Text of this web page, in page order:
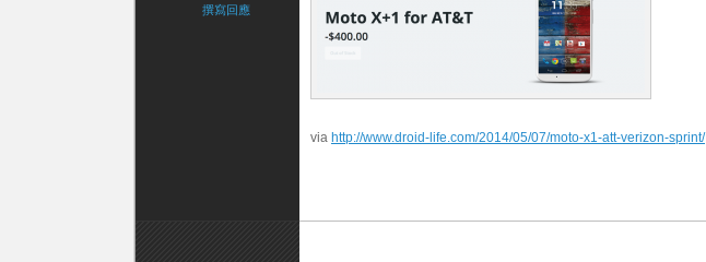
via http://www.droid-life.com/2014/05/07/moto-x1-att-verizon-sprint/
撰寫回應